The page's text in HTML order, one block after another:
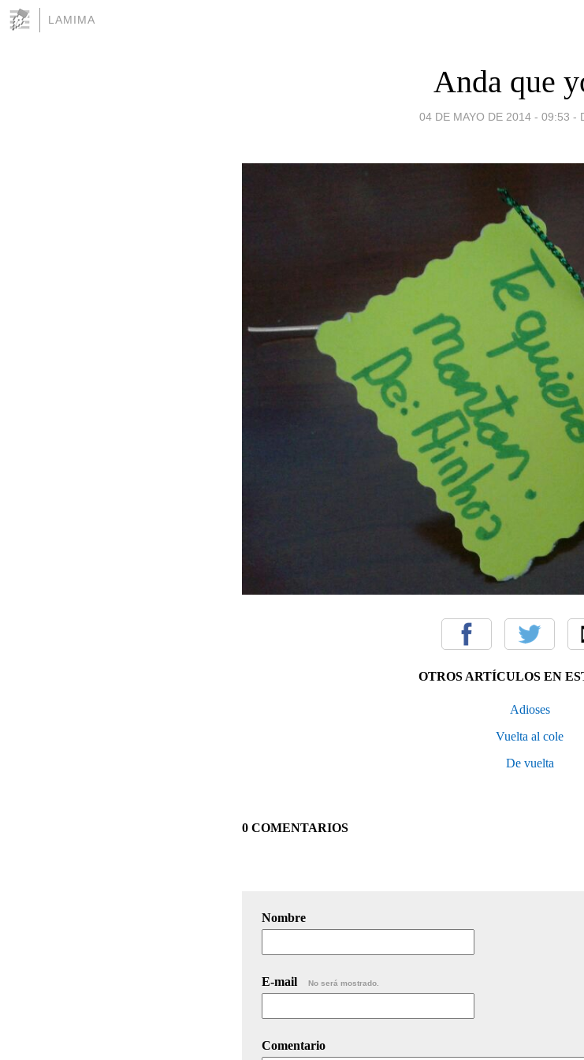
LAMIMA
Anda que
04 DE MAYO DE 2014 - 09:53 -
OTROS ARTÍCULOS EN
Adioses
Vuelta al cole
De vuelta
0 COMENTARIOS
Nombre
E-mail No será mostrado.
Comentario